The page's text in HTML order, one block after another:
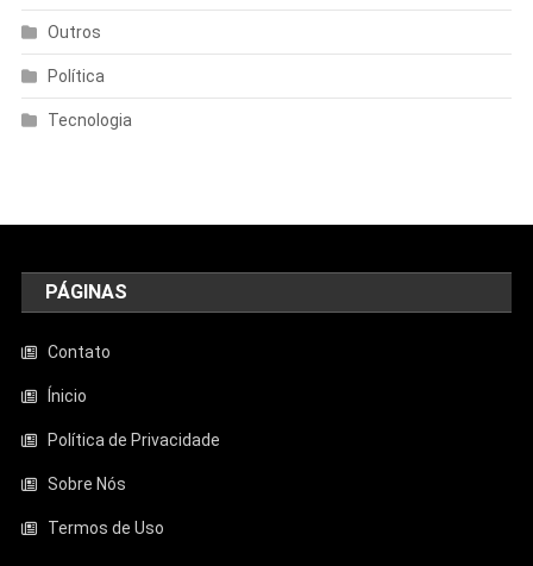
Outros
Política
Tecnologia
PÁGINAS
Contato
Ínicio
Política de Privacidade
Sobre Nós
Termos de Uso